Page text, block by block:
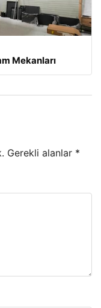
Mekanları
Gerekli alanlar *